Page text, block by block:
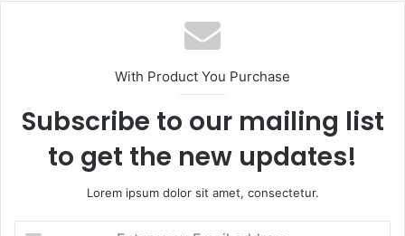
With Product You Purchase
Subscribe to our mailing list
to get the new updates!
Lorem ipsum dolor sit amet, consectetur.